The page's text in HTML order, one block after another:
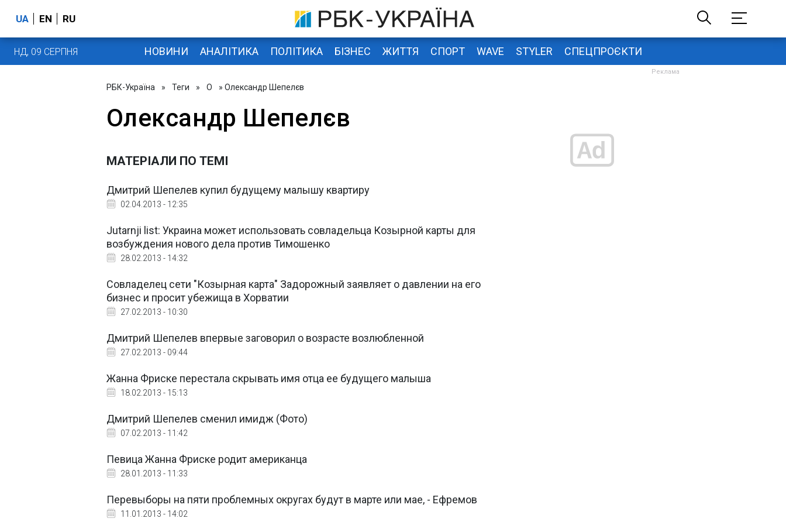
UA EN RU
НД, 09 СЕРПНЯ НОВИНИ АНАЛІТИКА ПОЛІТИКА БІЗНЕС ЖИТТЯ СПОРТ WAVE STYLER СПЕЦПРОЄКТИ
РБК-Україна » Теги » О » Олександр Шепелєв
Олександр Шепелєв
МАТЕРІАЛИ ПО ТЕМІ
Дмитрий Шепелев купил будущему малышу квартиру
02.04.2013 - 12:35
Jutarnji list: Украина может использовать совладельца Козырной карты для
возбуждения нового дела против Тимошенко
28.02.2013 - 14:32
Совладелец сети "Козырная карта" Задорожный заявляет о давлении на его
бизнес и просит убежища в Хорватии
27.02.2013 - 10:30
Дмитрий Шепелев впервые заговорил о возрасте возлюбленной
27.02.2013 - 09:44
Жанна Фриске перестала скрывать имя отца ее будущего малыша
18.02.2013 - 15:13
Дмитрий Шепелев сменил имидж (Фото)
07.02.2013 - 11:42
Певица Жанна Фриске родит американца
28.01.2013 - 11:33
Перевыборы на пяти проблемных округах будут в марте или мае, - Ефремов
11.01.2013 - 14:02